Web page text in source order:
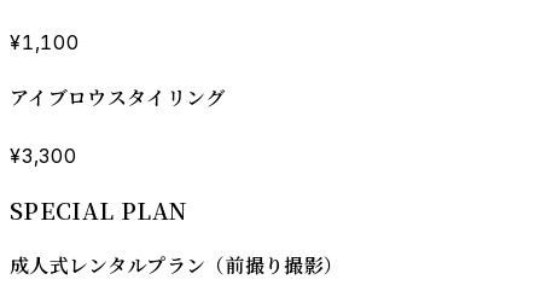
¥1,100
アイブロウスタイリング
¥3,300
SPECIAL PLAN
成人式レンタルプラン（前撮り撮影）